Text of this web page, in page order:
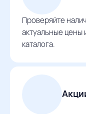
Проверяйте
актуальные цены
каталога.